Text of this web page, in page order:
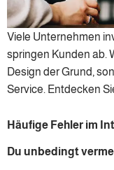
Viele Unternehmen
springen Kunden ab.
Design der Grund,
Service. Entdecken
Häufige Fehler im
Du unbedingt